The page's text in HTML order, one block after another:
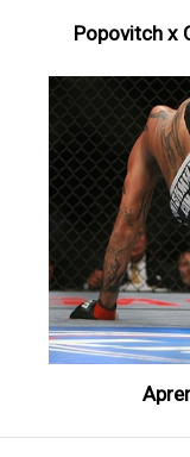
Popovitch x